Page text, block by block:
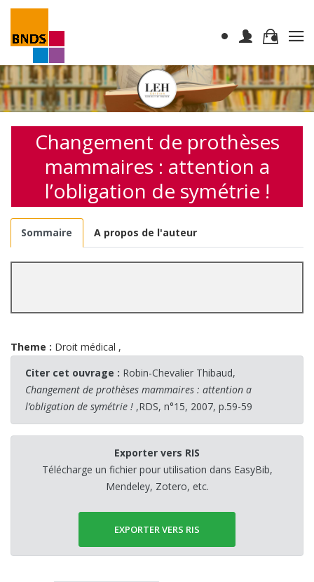
Changement de prothèses
mammaires : attention a
l’obligation de symétrie !
Sommaire A propos de l'auteur
Theme : Droit médical ,
Citer cet ouvrage : Robin-Chevalier Thibaud,
Changement de prothèses mammaires : attention a
l’obligation de symétrie ! ,RDS, n°15, 2007, p.59-59
Exporter vers RIS
Télécharge un fichier pour utilisation dans EasyBib,
Mendeley, Zotero, etc.
EXPORTER VERS RIS